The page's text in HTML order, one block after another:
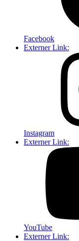
Facebook
Externer Link:
Instagram
Externer Link:
YouTube
Externer Link: